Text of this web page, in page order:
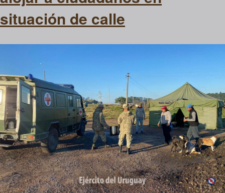
situación de calle